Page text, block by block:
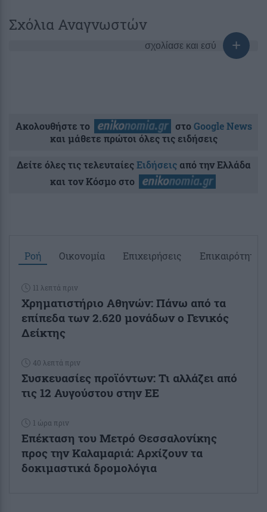
Σχόλια Αναγνωστών
σχολίασε και εσύ
Ακολουθήστε το στοGoogle News
και μάθετε πρώτοι όλες τις ειδήσεις
Δείτε όλες τις τελευταίεςΕιδήσειςαπό την Ελλάδα
και τον Κόσμο στο
Ροή Οικονομία Επιχειρήσεις Επικαιρότητα
11 λεπτά πριν
Χρηματιστήριο Αθηνών: Πάνω από τα
επίπεδα των 2.620 μονάδων ο Γενικός
Δείκτης
40 λεπτά πριν
Συσκευασίες προϊόντων: Τι αλλάζει από
τις 12 Αυγούστου στην ΕΕ
1 ώρα πριν
Επέκταση του Μετρό Θεσσαλονίκης
προς την Καλαμαριά: Αρχίζουν τα
δοκιμαστικά δρομολόγια